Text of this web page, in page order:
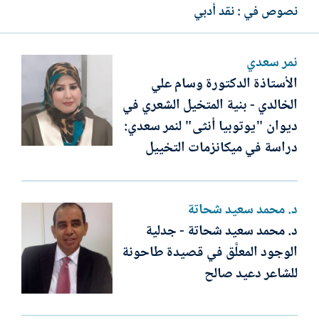
نصوص في : نقد أدبي
نمر سعدي
الأستاذة الدكتورة وسام علي
الخالدي - بنية المتخيل الشعري في
ديوان "يوتوبيا أنثى" لنمر سعدي:
دراسة في ميكانزمات التخييل
د. محمد سعيد شحاتة
د. محمد سعيد شحاتة - جدلية
الوجود المعلَّق في قصيدة طاحونة
للشاعر دعيد صالح